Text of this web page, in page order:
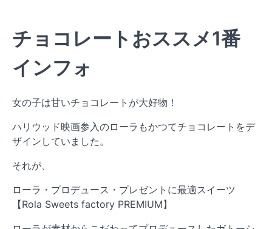
チョコレートおススメ1番
インフォ
女の子は甘いチョコレートが大好物！
ハリウッド映画参入のローラもかつてチョコレートをデ
ザインしていました。
それが、
ローラ・プロデュース・プレゼントに最適スイーツ
【Rola Sweets factory PREMIUM】